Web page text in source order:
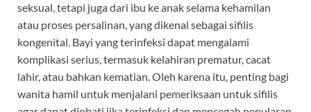
seksual, tetapi juga dari ibu ke anak selama kehamilan
atau proses persalinan, yang dikenal sebagai sifilis
kongenital. Bayi yang terinfeksi dapat mengalami
komplikasi serius, termasuk kelahiran prematur, cacat
lahir, atau bahkan kematian. Oleh karena itu, penting bagi
wanita hamil untuk menjalani pemeriksaan untuk sifilis